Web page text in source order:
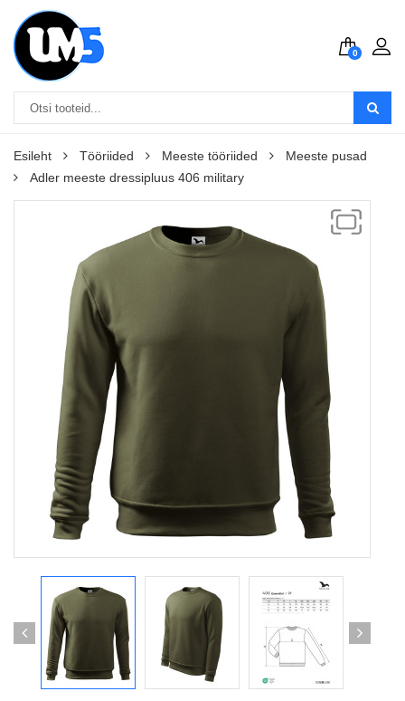
0
Esileht Tööriided Meeste tööriided
Meeste pusad
Adler meeste dressipluus 406 military